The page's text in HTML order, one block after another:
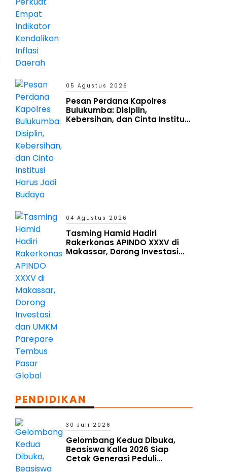
05 Agustus 2026
Pesan Perdana Kapolres
Bulukumba: Disiplin,
Kebersihan, dan Cinta Institusi
04 Agustus 2026
Tasming Hamid Hadiri
Rakerkonas APINDO XXXV di
Makassar, Dorong Investasi
PENDIDIKAN
30 Juli 2026
Gelombang Kedua Dibuka,
Beasiswa Kalla 2026 Siap
Cetak Generasi Peduli